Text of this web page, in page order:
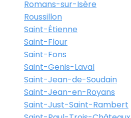
Romans-sur-Isère
Roussillon
Saint-Étienne
Saint-Flour
Saint-Fons
Saint-Genis-Laval
Saint-Jean-de-Soudain
Saint-Jean-en-Royans
Saint-Just-Saint-Rambert